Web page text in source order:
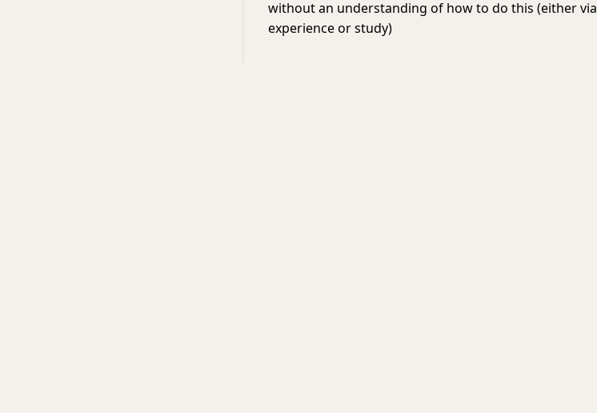
without an understanding of how to do this (either via
experience or study)